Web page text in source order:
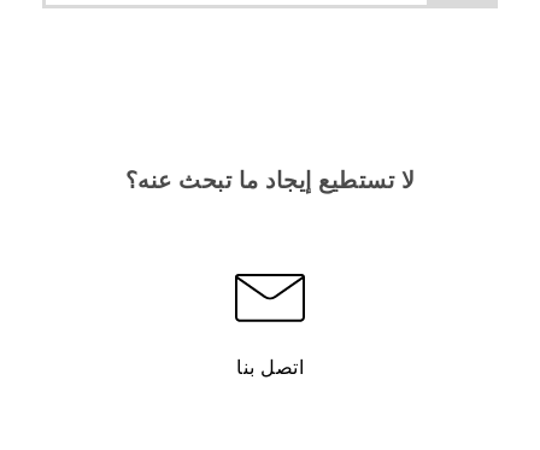
لا تستطيع إيجاد ما تبحث عنه؟
اتصل بنا